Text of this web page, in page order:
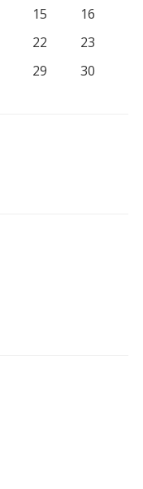
15
16
22
23
29
30